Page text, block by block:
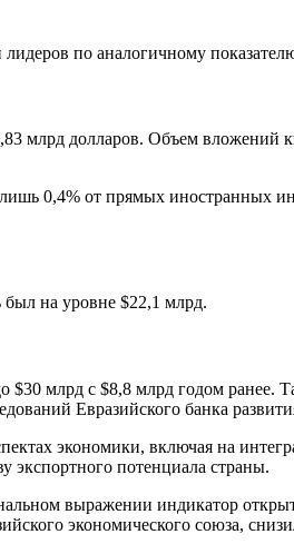
по аналогичному
млрд долларов. Объем вложений
0,4% от прямых иностранных
был на уровне $22,1 млрд.
млрд с $8,8 млрд годом ранее.
Евразийского банка
экономики, включая на
экспортного потенциала страны.
выражении индикатор
экономического союза,